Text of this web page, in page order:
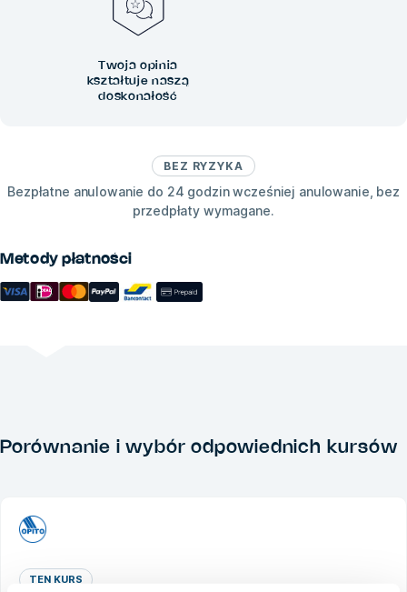
BEZ RYZYKA
Bezpłatne anulowanie do 24 godzin wcześniej anulowanie, bez
przedpłaty wymagane.
Metody płatności
Twoja opinia
kształtuje naszą
doskonałość
Porównanie i wybór odpowiednich kursów
TEN KURS